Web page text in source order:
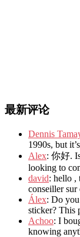
最新评论
Dennis
1990s, but
Alex: 你好.
looking to
david: hello ,
conseiller sur
Álex: Do
sticker? This
Achoo: I
knowing